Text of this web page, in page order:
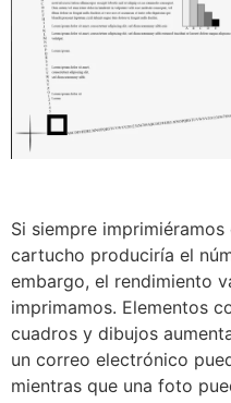
Si siempre
cartucho produciría el
embargo, el rendimiento
imprimamos. Elementos
cuadros y dibujos
un correo electrónico
mientras que una foto